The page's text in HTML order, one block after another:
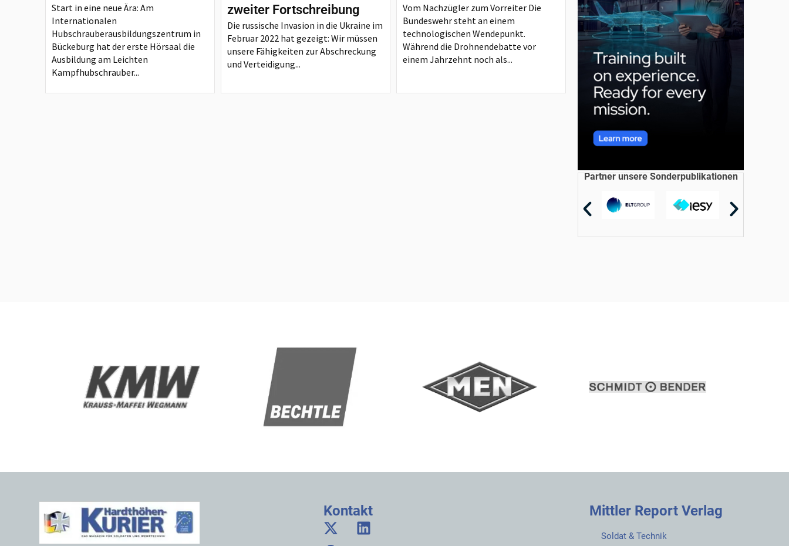
Start in eine neue Ära: Am
Internationalen
Hubschrauberausbildungszentrum in
Bückeburg hat der erste Hörsaal die
Ausbildung am Leichten
Kampfhubschrauber...
zweiter Fortschreibung
Die russische Invasion in die Ukraine im
Februar 2022 hat gezeigt: Wir müssen
unsere Fähigkeiten zur Abschreckung
und Verteidigung...
Vom Nachzügler zum Vorreiter Die
Bundeswehr steht an einem
technologischen Wendepunkt.
Während die Drohnendebatte vor
einem Jahrzehnt noch als...
Partner unsere Sonderpublikationen
Kontakt Mittler Report Verlag
Soldat & Technik